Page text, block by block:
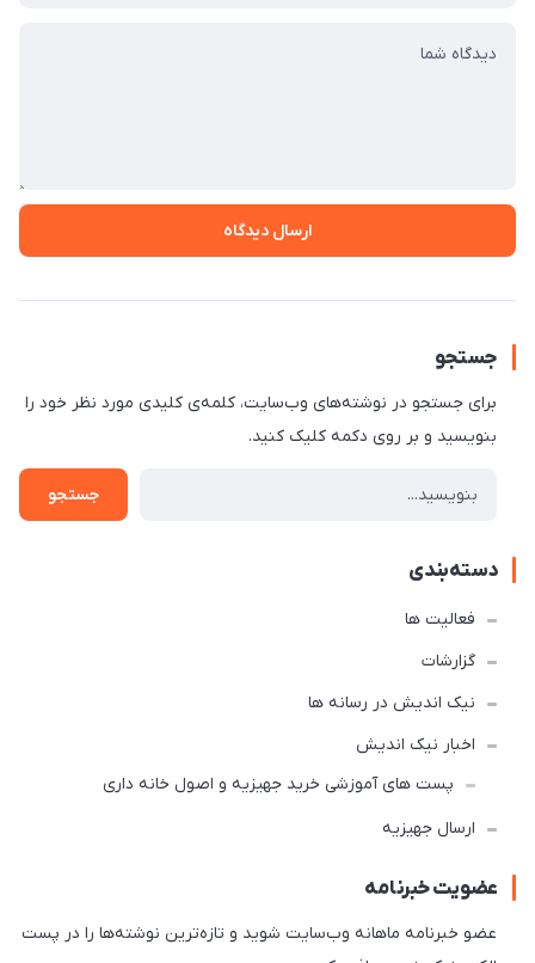
ارسال دیدگاه
جستجو
برای جستجو در نوشته‌های وب‌سایت، کلمه‌ی کلیدی مورد نظر خود را
بنویسید و بر روی دکمه کلیک کنید.
جستجو
دسته‌بندی
فعالیت ها
گزارشات
نیک اندیش در رسانه ها
اخبار نیک اندیش
پست های آموزشی خرید جهیزیه و اصول خانه داری
ارسال جهیزیه
عضویت خبرنامه
عضو خبرنامه ماهانه وب‌سایت شوید و تازه‌ترین نوشته‌ها را در پست